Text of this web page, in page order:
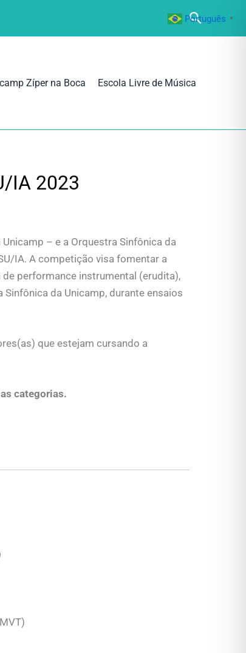
Zíper na Boca Escola Livre de Música
IA 2023
– e a Orquestra Sinfônica da
IA. A competição visa fomentar a
performance instrumental (erudita),
da Unicamp, durante ensaios
que estejam cursando a
categorias.
Português ▼